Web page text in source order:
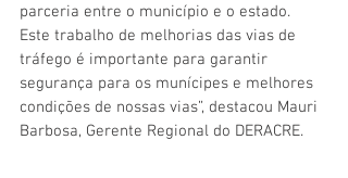
parceria entre o município e o estado.
Este trabalho de melhorias das vias de
tráfego é importante para garantir
segurança para os munícipes e melhores
condições de nossas vias”, destacou Mauri
Barbosa, Gerente Regional do DERACRE.